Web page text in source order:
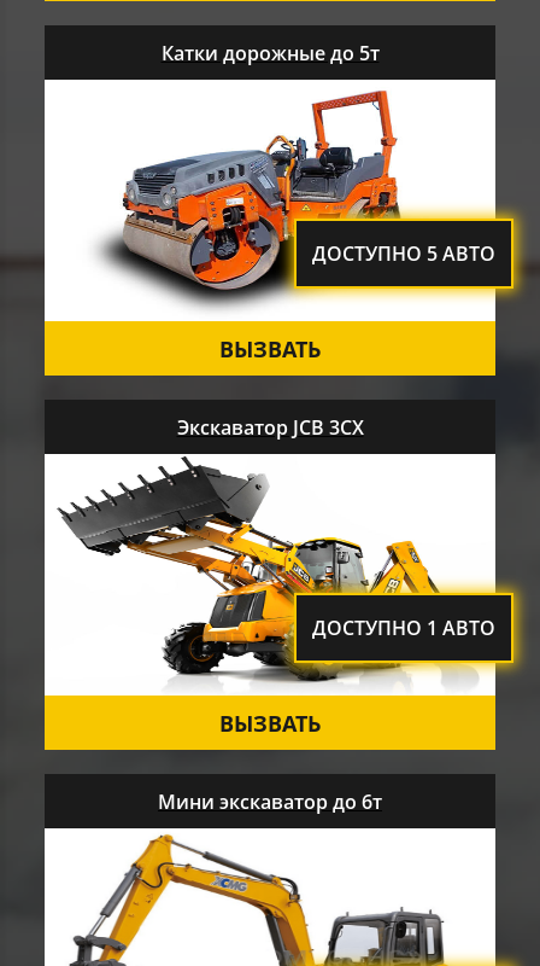
ДОСТУПНО 5 АВТО
Катки дорожные до 5т
ВЫЗВАТЬ
ДОСТУПНО 1 АВТО
Экскаватор JCB 3CX
ВЫЗВАТЬ
Мини экскаватор до 6т